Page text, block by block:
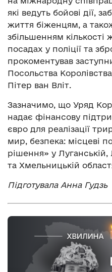
які ведуть бойові дії,
життя біженцям, а
збільшенням кількості
посадах у поліції та
прокоментував
Посольства
Пітер ван Вліт.
Зазначимо, що Уряд
надає фінансову
євро для реалізації
мир, безпека: місцеві
рішення» у Луганській,
та Хмельницькій
Підготувала Анна Гудзь